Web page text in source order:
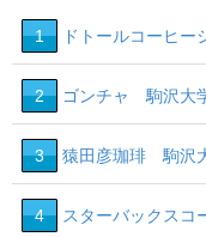
1 ドトールコーヒー
2 ゴンチャ 駒沢大
3 猿田彦珈琲 駒沢
4 スターバックスコ